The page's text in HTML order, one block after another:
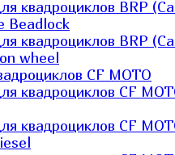
квадроциклов BRP
Beadlock
квадроциклов BRP
wheel
CF MOTO
квадроциклов CF
квадроциклов CF